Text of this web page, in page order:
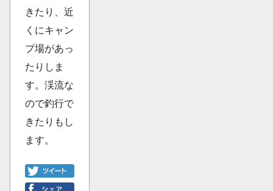
きたり、近
くにキャン
プ場があっ
たりしま
す。渓流な
ので釣行で
きたりもし
ます。